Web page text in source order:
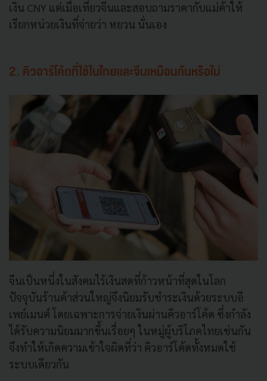
เงิน CNY แต่เมื่อเที่ยวจีนและสอบถามราคากับแม่ค้าให้
เรียกหน่วยเงินที่จ่ายว่า หยวน นั่นเอง
2. คิวอาร์โค้ดที่ใช้ในไทยและจีนเหมือนกันหรือไม่
จีนเป็นหนึ่งในสังคมไร้เงินสดที่ก้าวหน้าที่สุดในโลก
ปัจจุบันร้านค้าส่วนใหญ่จึงนิยมรับชำระเงินด้วยระบบอี
เพย์เมนต์ โดยเฉพาะการจ่ายเงินผ่านคิวอาร์โค้ด ซึ่งกำลัง
ได้รับความนิยมมากขึ้นเรื่อยๆ ในหมู่ผู้บริโภคไทยเช่นกัน
จึงทำให้เกิดความเข้าใจผิดที่ว่า คิวอาร์โค้ดทั้งหมดใช้
ระบบเดียวกัน